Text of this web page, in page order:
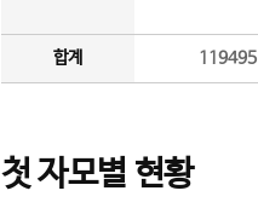
합계
첫 자모별 현황